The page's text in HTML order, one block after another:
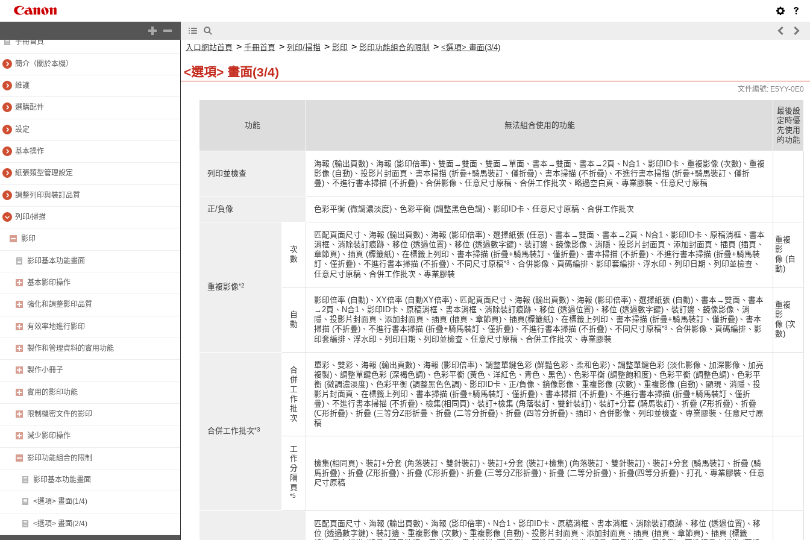
入口網站首頁
手冊首頁
簡介（關於本機）
維護
選購配件
設定
基本操作
紙張類型管理設定
調整列印與裝訂品質
列印/掃描
影印
影印基本功能畫面
基本影印操作
強化和調整影印品質
有效率地進行影印
製作和管理資料的實用功能
製作小冊子
實用的影印功能
限制機密文件的影印
減少影印操作
影印功能組合的限制
影印基本功能畫面
<選項> 畫面(1/4)
<選項> 畫面(2/4)
入口網站首頁 > 手冊首頁 > 列印/掃描 > 影印 > 影印功能組合的限制 > <選項> 畫面(3/4)
<選項> 畫面(3/4)
文件編號: E5YY-0E0
功能 無法組合使用的功能
最後設
定時優
先使用
的功能
列印並檢查
海報 (輸出頁數)、海報 (影印倍率)、雙面→雙面、雙面→單面、書本→雙面、書本→2頁、N合1、影印ID卡、重複影像 (次數)、重複
影像 (自動)、投影片封面頁、書本掃描 (折疊+騎馬裝訂、僅折疊)、書本掃描 (不折疊)、不進行書本掃描 (折疊+騎馬裝訂、僅折
疊)、不進行書本掃描 (不折疊)、合併影像、任意尺寸原稿、合併工作批次、略過空白頁、專業膠裝、任意尺寸原稿
正/負像 色彩平衡 (微調濃淡度)、色彩平衡 (調整黑色色調)、影印ID卡、任意尺寸原稿、合併工作批次
重複影像*2
次
數
匹配頁面尺寸、海報 (輸出頁數)、海報 (影印倍率)、選擇紙張 (任意)、書本→雙面、書本→2頁、N合1、影印ID卡、原稿消框、書本
消框、消除裝訂痕跡、移位 (透過位置)、移位 (透過數字鍵)、裝訂邊、鏡像影像、消隱、投影片封面頁、添加封面頁、插頁 (插頁、
章節頁)、插頁 (標籤紙)、在標籤上列印、書本掃描 (折疊+騎馬裝訂、僅折疊)、書本掃描 (不折疊)、不進行書本掃描 (折疊+騎馬裝
訂、僅折疊)、不進行書本掃描 (不折疊)、不同尺寸原稿*3 、合併影像、頁碼編排、影印套編排、浮水印、列印日期、列印並檢查、
任意尺寸原稿、合併工作批次、專業膠裝
重複
影
像 (自
動)
自
動
影印倍率 (自動)、XY倍率 (自動XY倍率)、匹配頁面尺寸、海報 (輸出頁數)、海報 (影印倍率)、選擇紙張 (自動)、書本→雙面、書本
→2頁、N合1、影印ID卡、原稿消框、書本消框、消除裝訂痕跡、移位 (透過位置)、移位 (透過數字鍵)、裝訂邊、鏡像影像、消
隱、投影片封面頁、添加封面頁、插頁 (插頁、章節頁)、插頁(標籤紙)、在標籤上列印、書本掃描 (折疊+騎馬裝訂、僅折疊)、書本
掃描 (不折疊)、不進行書本掃描 (折疊+騎馬裝訂、僅折疊)、不進行書本掃描 (不折疊)、不同尺寸原稿*3 、合併影像、頁碼編排、影
印套編排、浮水印、列印日期、列印並檢查、任意尺寸原稿、合併工作批次、專業膠裝
重複
影
像 (次
數)
合併工作批次*3
合
併
工
作
批
次
單彩、雙彩、海報 (輸出頁數)、海報 (影印倍率)、調整單鍵色彩 (鮮豔色彩、柔和色彩)、調整單鍵色彩 (淡化影像、加深影像、加亮
複製)、調整單鍵色彩 (深褐色調)、色彩平衡 (黃色、洋紅色、青色、黑色)、色彩平衡 (調整飽和度)、色彩平衡 (調整色調)、色彩平
衡 (微調濃淡度)、色彩平衡 (調整黑色色調)、影印ID卡、正/負像、鏡像影像、重複影像 (次數)、重複影像 (自動)、顯現、消隱、投
影片封面頁、在標籤上列印、書本掃描 (折疊+騎馬裝訂、僅折疊)、書本掃描 (不折疊)、不進行書本掃描 (折疊+騎馬裝訂、僅折
疊)、不進行書本掃描 (不折疊)、檢集(相同頁)、裝訂+檢集 (角落裝訂、雙針裝訂)、裝訂+分套 (騎馬裝訂)、折疊 (Z形折疊)、折疊
(C形折疊)、折疊 (三等分Z形折疊、折疊 (二等分折疊)、折疊 (四等分折疊)、插印、合併影像、列印並檢查、專業膠裝、任意尺寸原
稿
工
作
分
隔
頁
*5
檢集(相同頁)、裝訂+分套 (角落裝訂、雙針裝訂)、裝訂+分套 (裝訂+檢集) (角落裝訂、雙針裝訂)、裝訂+分套 (騎馬裝訂、折疊 (騎
馬折疊)、折疊 (Z形折疊)、折疊 (C形折疊)、折疊 (三等分Z形折疊)、折疊 (二等分折疊)、折疊(四等分折疊)、打孔、專業膠裝、任意
尺寸原稿
匹配頁面尺寸、海報 (輸出頁數)、海報 (影印倍率)、N合1、影印ID卡、原稿消框、書本消框、消除裝訂痕跡、移位 (透過位置)、移
位 (透過數字鍵)、裝訂邊、重複影像 (次數)、重複影像 (自動)、投影片封面頁、添加封面頁、插頁 (插頁、章節頁)、插頁 (標籤